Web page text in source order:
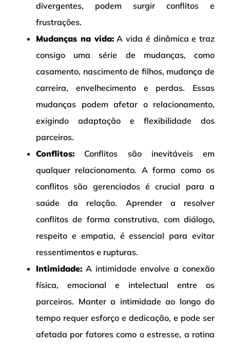
divergentes, podem surgir conflitos e
frustrações.
Mudanças na vida:A vida é dinâmica e traz
consigo uma série de mudanças, como
casamento, nascimento de filhos, mudança de
carreira, envelhecimento e perdas. Essas
mudanças podem afetar o relacionamento,
exigindo adaptação e flexibilidade dos
parceiros.
Conflitos: Conflitos são inevitáveis em
qualquer relacionamento. A forma como os
conflitos são gerenciados é crucial para a
saúde da relação. Aprender a resolver
conflitos de forma construtiva, com diálogo,
respeito e empatia, é essencial para evitar
ressentimentos e rupturas.
Intimidade: A intimidade envolve a conexão
física, emocional e intelectual entre os
parceiros. Manter a intimidade ao longo do
tempo requer esforço e dedicação, e pode ser
afetada por fatores como o estresse, a rotina